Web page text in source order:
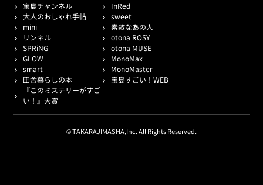
宝島チャンネル
InRed
大人のおしゃれ手帖
sweet
mini
素敵なあの人
リンネル
otona ROSY
SPRiNG
otona MUSE
GLOW
MonoMax
smart
MonoMaster
田舎暮らしの本
宝島すごい！WEB
『このミステリーがすご
い！』大賞
© TAKARAJIMASHA,Inc. All Rights Reserved.